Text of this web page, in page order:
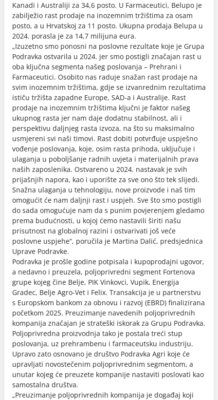
Kanadi i Australiji za 34,6 posto. U Farmaceutici, Belupo je
zabilježio rast prodaje na inozemnim tržištima za osam
posto, a u Hrvatskoj za 11 posto. Ukupna prodaja Belupa u
2024. porasla je za 14,7 milijuna eura.
„Izuzetno smo ponosni na poslovne rezultate koje je Grupa
Podravka ostvarila u 2024. jer smo postigli značajan rast u
oba ključna segmenta našeg poslovanja – Prehrani i
Farmaceutici. Osobito nas raduje snažan rast prodaje na
svim inozemnim tržištima, gdje se izvanrednim rezultatima
ističu tržišta zapadne Europe, SAD-a i Australije. Rast
prodaje na inozemnim tržištima ključni je faktor našeg
ukupnog rasta jer nam daje dodatnu stabilnost, ali i
perspektivu daljnjeg rasta izvoza, na što su maksimalno
usmjereni svi naši timovi. Rast dobiti potvrđuje uspješno
vođenje poslovanja, koje, osim rasta prihoda, uključuje i
ulaganja u poboljšanje radnih uvjeta i materijalnih prava
naših zaposlenika. Ostvareno u 2024. nastavak je svih
prijašnjih napora, kao i uporište za sve ono što tek slijedi.
Snažna ulaganja u tehnologiju, nove proizvode i naš tim
omogućit će nam daljnji rast i uspjeh. Sve što smo postigli
do sada omogućuje nam da s punim povjerenjem gledamo
prema budućnosti, u kojoj ćemo nastavili širiti našu
prisutnost na globalnoj razini i ostvarivati još veće
poslovne uspjehe“, poručila je Martina Dalić, predsjednica
Uprave Podravke.
Podravka je prošle godine potpisala i kupoprodajni ugovor,
a nedavno i preuzela, poljoprivredni segment Fortenova
grupe kojeg čine Belje, PIK Vinkovci, Vupik, Energija
Gradec, Belje Agro-Vet i Felix. Transakcija je u partnerstvu
s Europskom bankom za obnovu i razvoj (EBRD) finalizirana
početkom 2025. Preuzimanje navedenih poljoprivrednih
kompanija značajan je strateški iskorak za Grupu Podravka.
Poljoprivredna proizvodnja tako je postala treći stup
poslovanja, uz prehrambenu i farmaceutsku industriju.
Upravo zato osnovano je društvo Podravka Agri koje će
upravljati novostečenim poljoprivrednim segmentom, a
unutar kojeg će preuzete kompanije nastaviti poslovati kao
samostalna društva.
„Preuzimanje poljoprivrednih kompanija je događaj koji